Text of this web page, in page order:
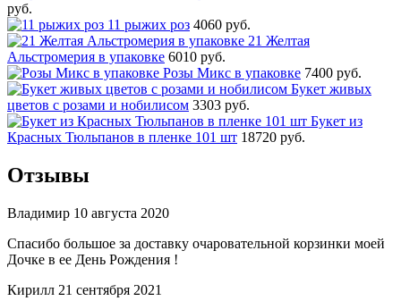
руб.
11 рыжих роз 4060 руб.
21 Желтая
Альстромерия в упаковке 6010 руб.
Розы Микс в упаковке 7400 руб.
Букет живых
цветов с розами и нобилисом 3303 руб.
Букет из
Красных Тюльпанов в пленке 101 шт 18720 руб.
Отзывы
Владимир 10 августа 2020
Спасибо большое за доставку очаровательной корзинки моей
Дочке в ее День Рождения !
Кирилл 21 сентября 2021